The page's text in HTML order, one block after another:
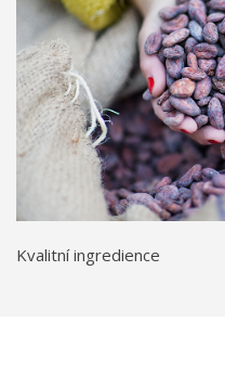
Kvalitní ingredience